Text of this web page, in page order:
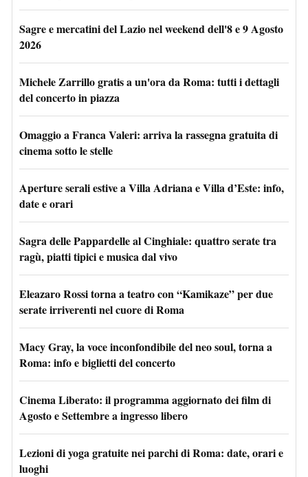
Sagre e mercatini del Lazio nel weekend dell'8 e 9 Agosto
2026
Michele Zarrillo gratis a un'ora da Roma: tutti i dettagli
del concerto in piazza
Omaggio a Franca Valeri: arriva la rassegna gratuita di
cinema sotto le stelle
Aperture serali estive a Villa Adriana e Villa d’Este: info,
date e orari
Sagra delle Pappardelle al Cinghiale: quattro serate tra
ragù, piatti tipici e musica dal vivo
Eleazaro Rossi torna a teatro con “Kamikaze” per due
serate irriverenti nel cuore di Roma
Macy Gray, la voce inconfondibile del neo soul, torna a
Roma: info e biglietti del concerto
Cinema Liberato: il programma aggiornato dei film di
Agosto e Settembre a ingresso libero
Lezioni di yoga gratuite nei parchi di Roma: date, orari e
luoghi